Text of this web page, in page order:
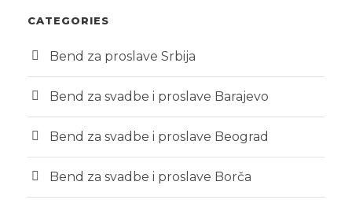
CATEGORIES
Bend za proslave Srbija
Bend za svadbe i proslave Barajevo
Bend za svadbe i proslave Beograd
Bend za svadbe i proslave Borča